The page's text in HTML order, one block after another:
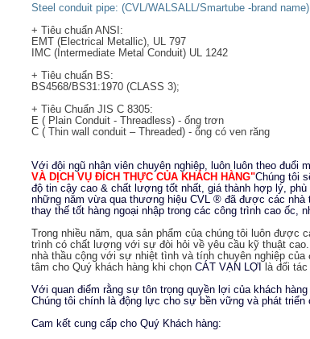
Steel conduit pipe: (CVL/WALSALL/Smartube -brand name)
+ Tiêu chuẩn ANSI:
EMT (Electrical Metallic), UL 797
IMC (Intermediate Metal Conduit) UL 1242
+ Tiêu chuẩn BS:
BS4568/BS31:1970 (CLASS 3);
+ Tiêu Chuẩn JIS C 8305:
E ( Plain Conduit - Threadless) - ống trơn
C ( Thin wall conduit – Threaded) - ống có ven răng
Với đội ngũ nhân viên chuyên nghiệp, luôn luôn theo đuổi
VÀ DỊCH VỤ ĐÍCH THỰC CỦA KHÁCH HÀNG"Chúng tôi
độ tin cậy cao & chất lượng tốt nhất, giá thành hợp lý,
những năm vừa qua thương hiệu CVL ® đã được các
thay thế tốt hàng ngoại nhập trong các công trình cao ốc,
Trong nhiều năm, qua sản phẩm của chúng tôi luôn được
trình có chất lượng với sự đòi hỏi về yêu cầu kỹ thuật
nhà thầu cộng với sự nhiệt tình và tính chuyên nghiệp của
tâm cho Quý khách hàng khi chọn CÁT VẠN LỢI
là đối
Với quan điểm rằng sự tôn trọng quyền lợi của khách
Chúng tôi chính là động lực cho sự bền vững và phát triển
Cam kết cung cấp cho Quý Khách hàng: